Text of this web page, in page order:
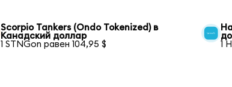
Scorpio Tankers (Ondo Tokenized) в
Канадский доллар
1 STNGon равен 104,95 $
1